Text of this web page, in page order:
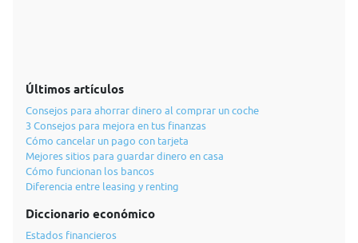
Últimos artículos
Consejos para ahorrar dinero al comprar un coche
3 Consejos para mejora en tus finanzas
Cómo cancelar un pago con tarjeta
Mejores sitios para guardar dinero en casa
Cómo funcionan los bancos
Diferencia entre leasing y renting
Diccionario económico
Estados financieros